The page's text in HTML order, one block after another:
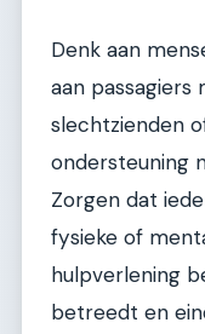
Denk aan
aan passagiers
slechtzienden
ondersteuning
Zorgen dat
fysieke of
hulpverlening
betreedt en